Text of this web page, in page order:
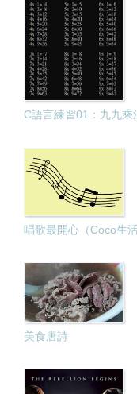
C語言練習01：九九乘
唱歌最開心（Coco生活
美食唐詩